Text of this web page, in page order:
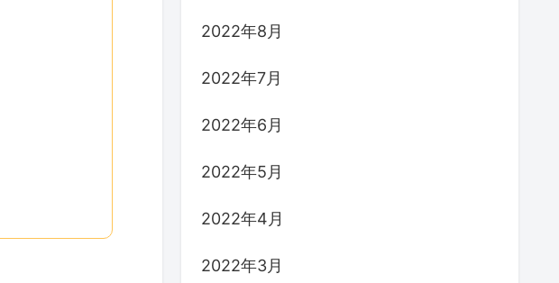
2022年8月
2022年7月
2022年6月
2022年5月
2022年4月
2022年3月